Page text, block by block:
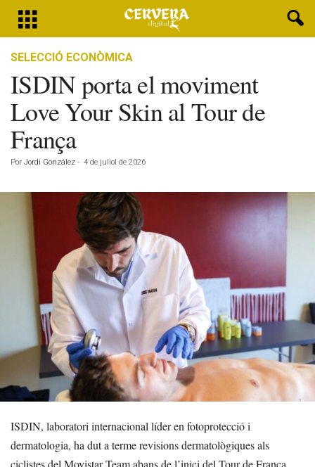
SELECCIÓ ECONÒMICA
ISDIN porta el moviment
Love Your Skin al Tour de
França
Por Jordi González - 4 de juliol de 2026
ISDIN, laboratori internacional líder en fotoprotecció i
dermatologia, ha dut a terme revisions dermatològiques als
ciclistes del Movistar Team abans de l’inici del Tour de França.